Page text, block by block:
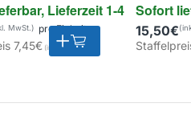
Lieferzeit 1-4 Tage
pro Einheit
7,45€
Sofort
15,50€